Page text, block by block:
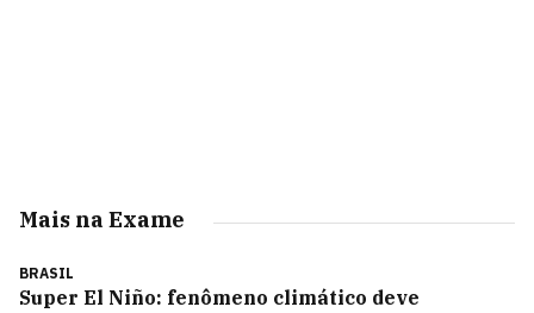
Mais na Exame
BRASIL
Super El Niño: fenômeno climático deve